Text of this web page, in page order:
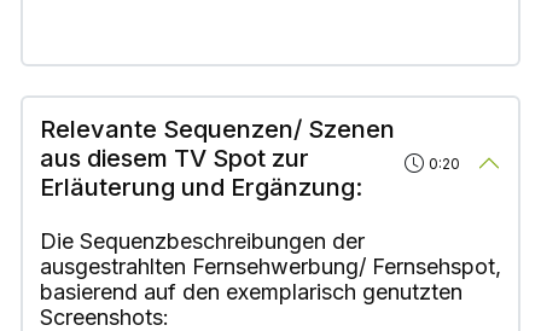
Relevante Sequenzen/ Szenen
aus diesem TV Spot zur
Erläuterung und Ergänzung:
0:20
Die Sequenzbeschreibungen der
ausgestrahlten Fernsehwerbung/ Fernsehspot,
basierend auf den exemplarisch genutzten
Screenshots: